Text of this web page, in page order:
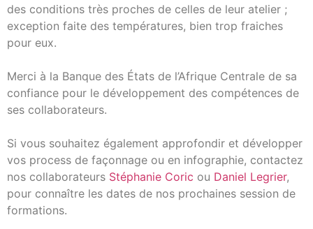
des conditions très proches de celles de leur atelier ;
exception faite des températures, bien trop fraiches
pour eux.
Merci à la Banque des États de l’Afrique Centrale de sa
confiance pour le développement des compétences de
ses collaborateurs.
Si vous souhaitez également approfondir et développer
vos process de façonnage ou en infographie, contactez
nos collaborateurs Stéphanie Coric ou Daniel Legrier,
pour connaître les dates de nos prochaines session de
formations.